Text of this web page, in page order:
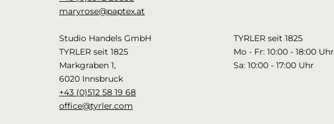
maryrose@paptex.at
Studio Handels GmbH
TYRLER seit 1825
Markgraben 1,
6020 Innsbruck
+43 (0)512 58 19 68
office@tyrler.com
TYRLER seit 1825
Mo - Fr: 10:00 - 18:00 Uhr
Sa: 10:00 - 17:00 Uhr